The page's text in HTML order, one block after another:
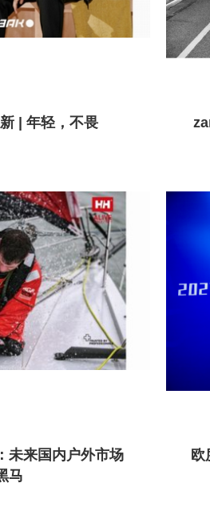
| 年轻，不畏
未来国内户外市场
马